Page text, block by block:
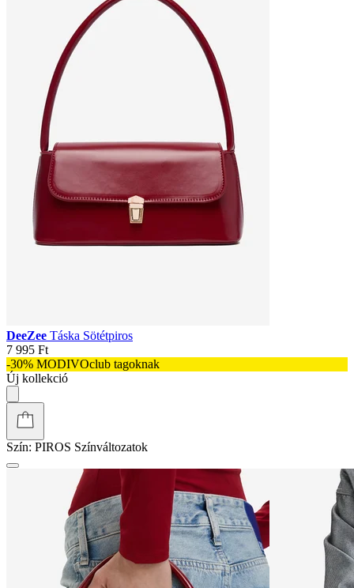
DeeZee Táska Sötétpiros
7 995 Ft
-30% MODIVOclub tagoknak
Új kollekció
Szín: PIROS Színváltozatok